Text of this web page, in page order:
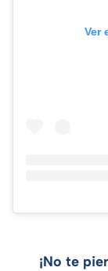
Ver
¡No te